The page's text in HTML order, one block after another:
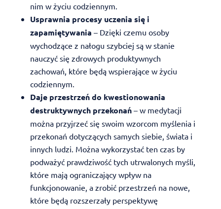
nim w życiu codziennym.
Usprawnia procesy uczenia się i
zapamiętywania – Dzięki czemu osoby
wychodzące z nałogu szybciej są w stanie
nauczyć się zdrowych produktywnych
zachowań, które będą wspierające w życiu
codziennym.
Daje przestrzeń do kwestionowania
destruktywnych przekonań – w medytacji
można przyjrzeć się swoim wzorcom myślenia i
przekonań dotyczących samych siebie, świata i
innych ludzi. Można wykorzystać ten czas by
podważyć prawdziwość tych utrwalonych myśli,
które mają ograniczający wpływ na
funkcjonowanie, a zrobić przestrzeń na nowe,
które będą rozszerzały perspektywę